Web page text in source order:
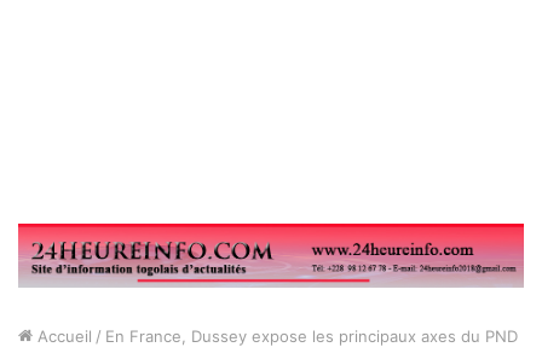
Accueil / En France, Dussey expose les principaux axes du PND